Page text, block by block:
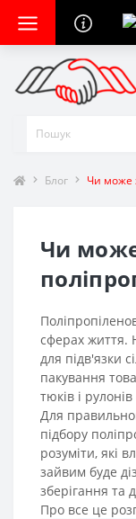
Блог Чи може
Чи може
сферах життя.
для підв'язки
пакування
тюків і рулонів
Для
підбору
розуміти, які
зайвим буде
зберігання та
Про все це